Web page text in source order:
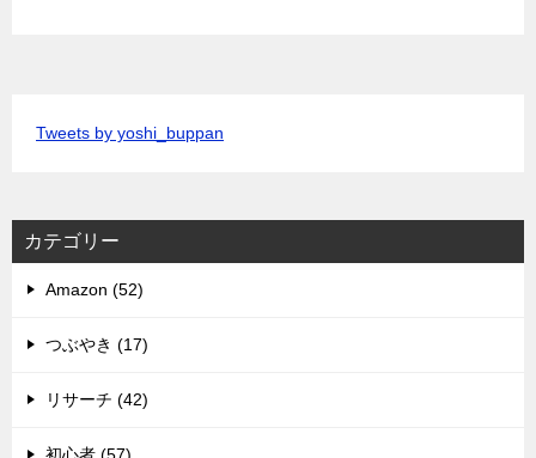
Tweets by yoshi_buppan
カテゴリー
Amazon (52)
つぶやき (17)
リサーチ (42)
初心者 (57)